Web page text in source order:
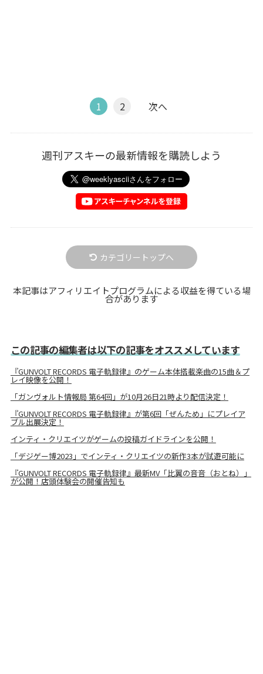
1 2 次へ
週刊アスキーの最新情報を購読しよう
カテゴリートップへ
本記事はアフィリエイトプログラムによる収益を得ている場
合があります
この記事の編集者は以下の記事をオススメしています
『GUNVOLT RECORDS 電子軌録律』のゲーム本体搭載楽曲の15曲＆プ
レイ映像を公開！
「ガンヴォルト情報局 第64回」が10月26日21時より配信決定！
『GUNVOLT RECORDS 電子軌録律』が第6回「ぜんため」にプレイア
ブル出展決定！
インティ・クリエイツがゲームの投稿ガイドラインを公開！
「デジゲー博2023」でインティ・クリエイツの新作3本が試遊可能に
『GUNVOLT RECORDS 電子軌録律』最新MV「比翼の音音（おとね）」
が公開！店頭体験会の開催告知も